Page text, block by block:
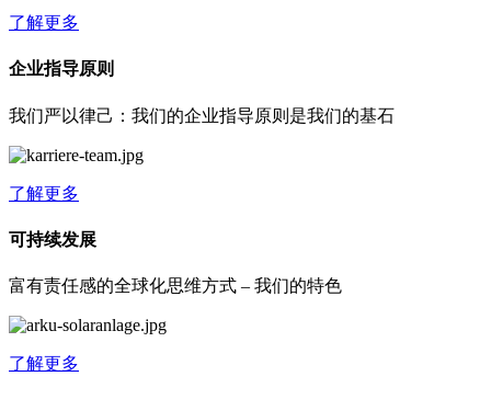
了解更多
企业指导原则
我们严以律己：我们的企业指导原则是我们的基石
了解更多
可持续发展
富有责任感的全球化思维方式 – 我们的特色
了解更多